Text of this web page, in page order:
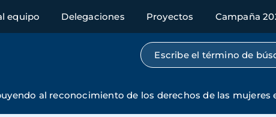
equipo Delegaciones Proyectos Campaña
Búsqueda por texto
al reconocimiento de los derechos de las mujeres